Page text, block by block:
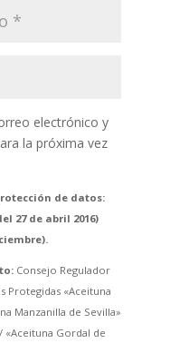
electrónico y
la próxima vez
de datos:
27 de abril 2016)
Consejo Regulador
Protegidas «Aceituna
Manzanilla de Sevilla»
«Aceituna Gordal de